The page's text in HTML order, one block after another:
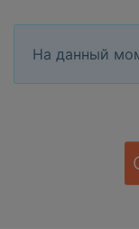
На данный